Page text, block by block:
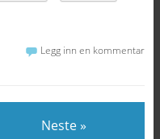
Legg inn en kommentar
Neste »